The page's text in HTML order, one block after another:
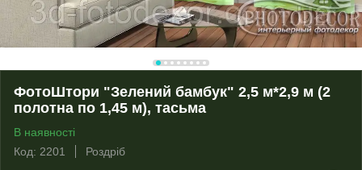
ФотоШтори "Зелений бамбук" 2,5 м*2,9 м (2
полотна по 1,45 м), тасьма
В наявності
Код: 2201
Роздріб